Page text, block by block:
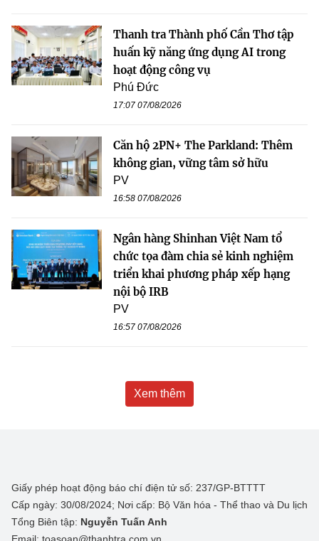
Thanh tra Thành phố Cần Thơ tập
huấn kỹ năng ứng dụng AI trong
hoạt động công vụ
Phú Đức
17:07 07/08/2026
Căn hộ 2PN+ The Parkland: Thêm
không gian, vững tâm sở hữu
PV
16:58 07/08/2026
Ngân hàng Shinhan Việt Nam tổ
chức tọa đàm chia sẻ kinh nghiệm
triển khai phương pháp xếp hạng
nội bộ IRB
PV
16:57 07/08/2026
Xem thêm
Giấy phép hoạt động báo chí điện tử số: 237/GP-BTTTT
Cấp ngày: 30/08/2024; Nơi cấp: Bộ Văn hóa - Thể thao và Du lịch
Tổng Biên tập: Nguyễn Tuấn Anh
Email: toasoan@thanhtra.com.vn